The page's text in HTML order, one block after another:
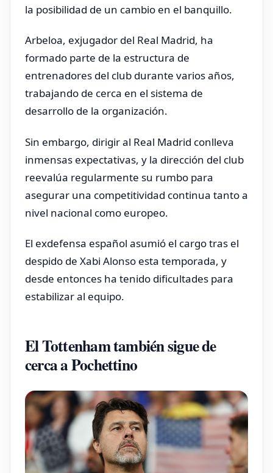
la posibilidad de un cambio en el banquillo.
Arbeloa, exjugador del Real Madrid, ha
formado parte de la estructura de
entrenadores del club durante varios años,
trabajando de cerca en el sistema de
desarrollo de la organización.
Sin embargo, dirigir al Real Madrid conlleva
inmensas expectativas, y la dirección del club
reevalúa regularmente su rumbo para
asegurar una competitividad continua tanto a
nivel nacional como europeo.
El exdefensa español asumió el cargo tras el
despido de Xabi Alonso esta temporada, y
desde entonces ha tenido dificultades para
estabilizar al equipo.
El Tottenham también sigue de
cerca a Pochettino